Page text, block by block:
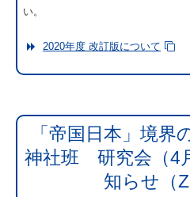
い。
2020年度 改訂版について
「帝国日本」境界
神社班 研究会（4
知らせ（